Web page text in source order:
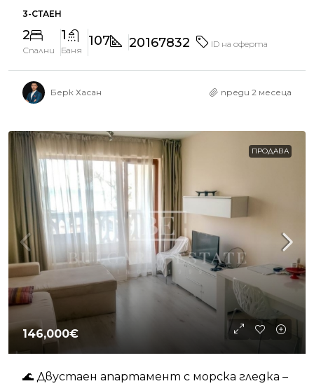
3-СТАЕН
2
Спални
1
Баня
107 20167832 ID на оферта
Берк Хасан преди 2 месеца
ПРОДАВА
146,000€
🌊 Двустаен апартамент с морска гледка –